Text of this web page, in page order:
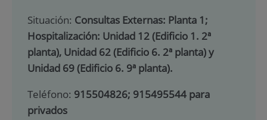
Situación: Consultas Externas: Planta 1;
Hospitalización: Unidad 12 (Edificio 1. 2ª
planta), Unidad 62 (Edificio 6. 2ª planta) y
Unidad 69 (Edificio 6. 9ª planta).
Teléfono: 915504826; 915495544 para
privados